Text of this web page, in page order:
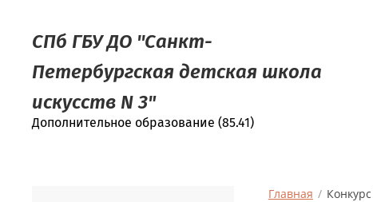
СПб ГБУ ДО ''Санкт-
Петербургская детская школа
искусств N 3"
Дополнительное образование (85.41)
Главная /